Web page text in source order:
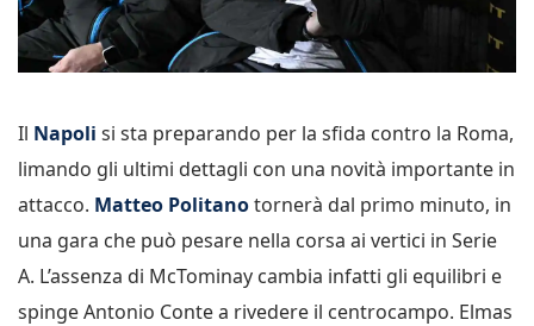
Il Napoli si sta preparando per la sfida contro la Roma,
limando gli ultimi dettagli con una novità importante in
attacco. Matteo Politanotornerà dal primo minuto, in
una gara che può pesare nella corsa ai vertici in Serie
A. L’assenza di McTominay cambia infatti gli equilibri e
spinge Antonio Conte a rivedere il centrocampo. Elmas